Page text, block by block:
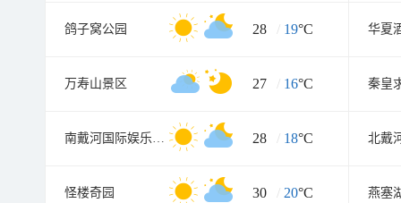
鸽子窝公园 28 / 19°C 华夏
万寿山景区 27 / 16°C 秦皇
南戴河国际娱乐中心 28 / 18°C 北戴
怪楼奇园 30 / 20°C 燕塞